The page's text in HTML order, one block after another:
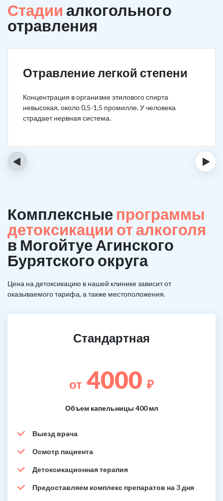
Стадии алкогольного
отравления
Отравление легкой степени
Концентрация в организме этилового спирта
невысокая, около 0,5-1,5 промилле. У человека
страдает нервная система.
‹ ›
Комплексные программы
детоксикации от алкоголя
в Могойтуе Агинского
Бурятского округа
Цена на детоксикацию в нашей клинике зависит от
оказываемого тарифа, а также местоположения.
Стандартная
от 4000 ₽
Объем капельницы 400 мл
Выезд врача
Осмотр пациента
Детоксикационная терапия
Предоставляем комплекс препаратов на 3 дня